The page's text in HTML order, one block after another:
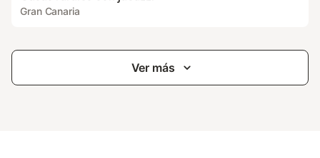
Gran Canaria
Ver más